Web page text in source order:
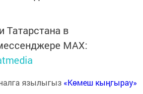
Татарстана в
MАХ:
язылыгыз «Көмеш кыңгырау»